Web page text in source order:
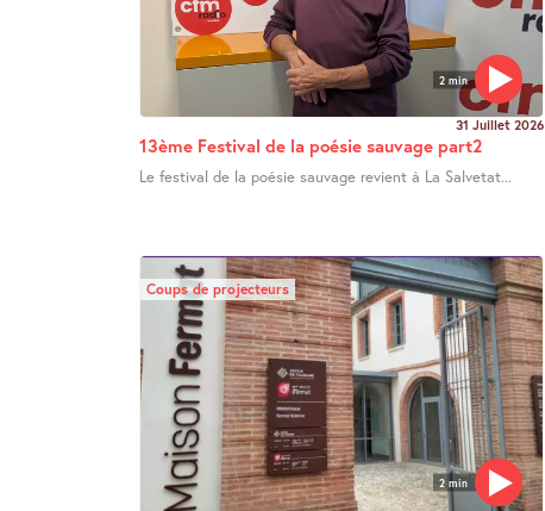
2 min
31 Juillet 2026
13ème Festival de la poésie sauvage part2
Le festival de la poésie sauvage revient à La Salvetat...
2 min
Coups de projecteurs